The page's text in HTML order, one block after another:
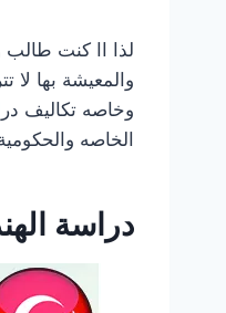
لذا اا كنت
والمعيشة بها لا
وخاصه تكاليف
الخاصه
دراسة